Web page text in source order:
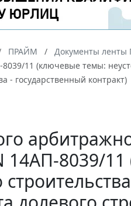
ПРАЙМ Документы
11 (ключевые темы:
- государственный контракт)
14АП-8039/